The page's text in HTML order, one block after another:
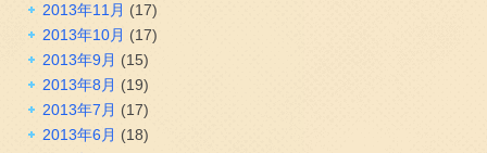
2013年11月 (17)
2013年10月 (17)
2013年9月 (15)
2013年8月 (19)
2013年7月 (17)
2013年6月 (18)